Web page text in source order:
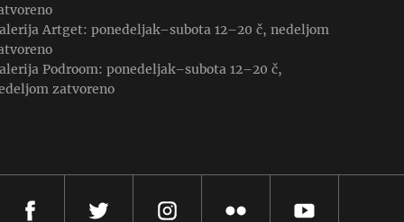
Artget: ponedeljak–subota 12–20 č, nedeljom
Podroom: ponedeljak–subota 12–20 č,
zatvoreno